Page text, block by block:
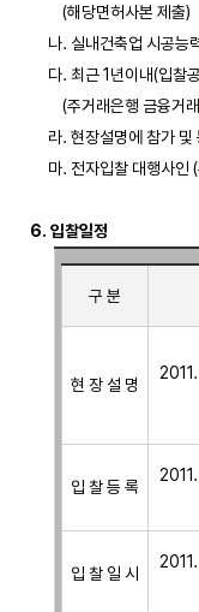
         (해당면허사본 제출)
나. 실내건축업 시공
다. 최근 1년이내(입
(주거래은행 금융거
라. 현장설명에 참가
마. 전자입찰 대행사
6. 입찰일정
구 분
현 장 설 명
입 찰 등 록
입 찰 일 시